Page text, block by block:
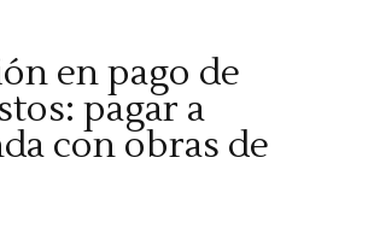
en pago de
pagar a
con obras de